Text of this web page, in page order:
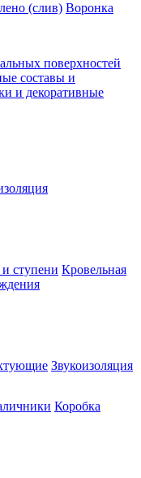
(слив) Воронка
поверхностей
составы и
и декоративные
ступени Кровельная
Звукоизоляция
Коробка